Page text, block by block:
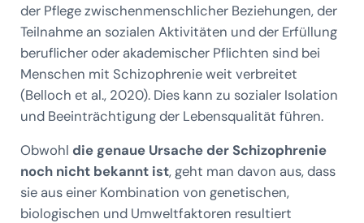
der Pflege zwischenmenschlicher Beziehungen, der
Teilnahme an sozialen Aktivitäten und der Erfüllung
beruflicher oder akademischer Pflichten sind bei
Menschen mit Schizophrenie weit verbreitet
(Belloch et al., 2020). Dies kann zu sozialer Isolation
und Beeinträchtigung der Lebensqualität führen.
Obwohl die genaue Ursache der Schizophrenie
noch nicht bekannt ist, geht man davon aus, dass
sie aus einer Kombination von genetischen,
biologischen und Umweltfaktoren resultiert